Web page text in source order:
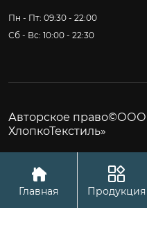
Пн - Пт: 09:30 - 22:00
Сб - Вс: 10:00 - 22:30
Авторское
ХлопкоТекстиль»

Главная

Продукция